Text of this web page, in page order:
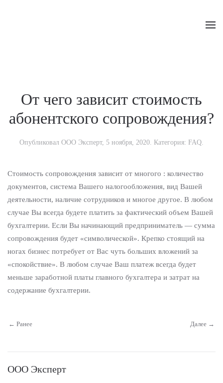
От чего зависит стоимость
абонентского сопровождения?
Опубликовал ООО Эксперт, 5 ноября, 2020. Категория: FAQ.
Стоимость сопровождения зависит от многого : количество
документов, система Вашего налогообложения, вид Вашей
деятельности, наличие сотрудников и многое другое. В любом
случае Вы всегда будете платить за фактический объем Вашей
бухгалтерии. Если Вы начинающий предприниматель — сумма
сопровождения будет «символической». Крепко стоящий на
ногах бизнес потребует от Вас чуть больших вложений за
«спокойствие». В любом случае Ваш платеж всегда будет
меньше заработной платы главного бухгалтера и затрат на
содержание бухгалтерии.
← Ранее Далее →
ООО Эксперт